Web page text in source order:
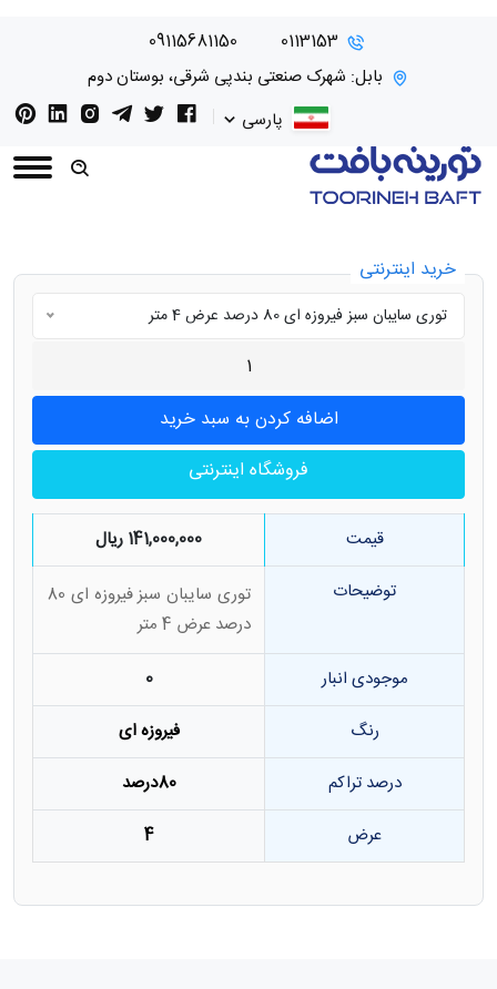
0113153
09115681150
بابل: شهرک صنعتی بندپی شرقی، بوستان دوم
پارسی
خرید اینترنتی
توری سایبان سبز فیروزه ای 80 درصد عرض 4 متر
فروشگاه اینترنتی
قیمت
141,000,000 ریال
توضیحات
توری سایبان سبز فیروزه ای 80
درصد عرض 4 متر
موجودی انبار
0
رنگ
فیروزه ای
درصد تراکم
80درصد
عرض
4